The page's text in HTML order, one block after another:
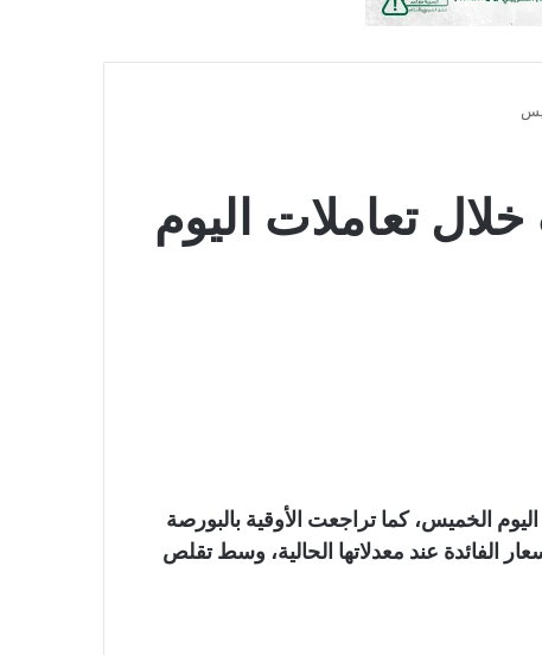
تعاملات اليوم
الخميس، كما تراجعت الأوقية بالبورصة
الفائدة عند معدلاتها الحالية، وسط تقلص